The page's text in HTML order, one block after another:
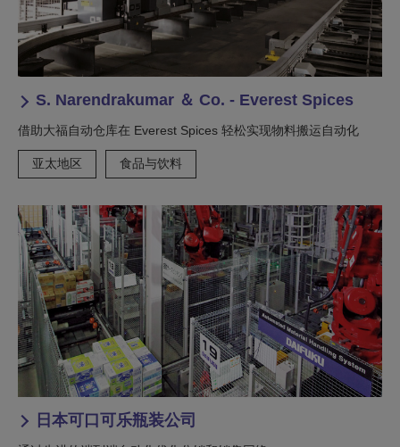
S. Narendrakumar ＆ Co. - Everest Spices
借助大福自动仓库在 Everest Spices 轻松实现物料搬运自动化
亚太地区 食品与饮料
日本可口可乐瓶装公司